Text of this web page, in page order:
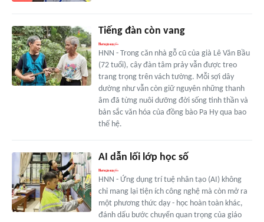
Tiếng đàn còn vang
HNN - Trong căn nhà gỗ cũ của già Lê Văn Bầu
(72 tuổi), cây đàn tâm prảy vẫn được treo
trang trọng trên vách tường. Mỗi sợi dây
dường như vẫn còn giữ nguyên những thanh
âm đã từng nuôi dưỡng đời sống tinh thần và
bản sắc văn hóa của đồng bào Pa Hy qua bao
thế hệ.
AI dẫn lối lớp học số
HNN - Ứng dụng trí tuệ nhân tạo (AI) không
chỉ mang lại tiện ích công nghệ mà còn mở ra
một phương thức dạy - học hoàn toàn khác,
đánh dấu bước chuyển quan trọng của giáo